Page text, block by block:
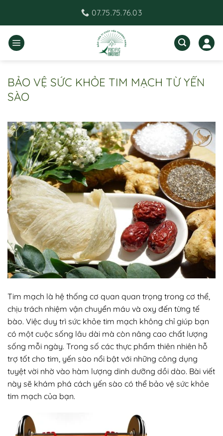
dung
07.75.75.76.03
BẢO VỆ SỨC KHỎE TIM MẠCH TỪ YẾN
SÀO
Tim mạch là hệ thống cơ quan quan trọng trong cơ thể,
chịu trách nhiệm vận chuyển máu và oxy đến từng tế
bào. Việc duy trì sức khỏe tim mạch không chỉ giúp bạn
có một cuộc sống lâu dài mà còn nâng cao chất lượng
sống mỗi ngày. Trong số các thực phẩm thiên nhiên hỗ
trợ tốt cho tim, yến sào nổi bật với những công dụng
tuyệt vời nhờ vào hàm lượng dinh dưỡng dồi dào. Bài viết
này sẽ khám phá cách yến sào có thể bảo vệ sức khỏe
tim mạch của bạn.